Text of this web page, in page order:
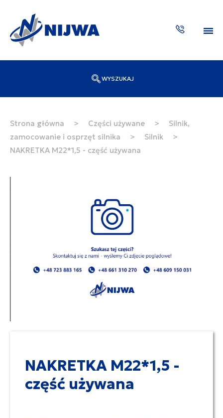
WYSZUKAJ
SZUKAJ
Strona główna > Części używane >
Silnik,
zamocowanie i osprzęt silnika
> Silnik
>
NAKRETKA M22*1,5 - część używana
NAKRETKA M22*1,5 -
część używana